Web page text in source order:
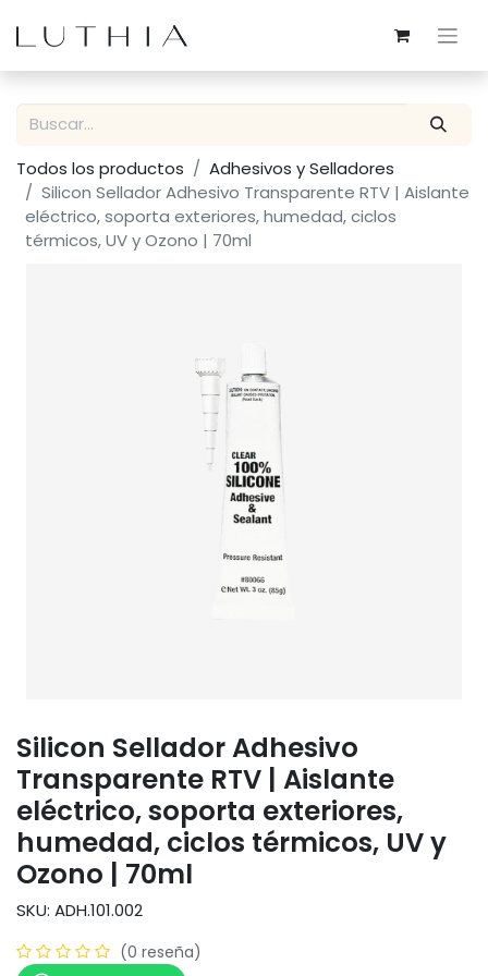
Todos los productos
Adhesivos y Selladores
Silicon Sellador Adhesivo Transparente RTV | Aislante
eléctrico, soporta exteriores, humedad, ciclos
térmicos, UV y Ozono | 70ml
Silicon Sellador Adhesivo
Transparente RTV | Aislante
eléctrico, soporta exteriores,
humedad, ciclos térmicos, UV y
Ozono | 70ml
SKU: ADH.101.002
(0 reseña)